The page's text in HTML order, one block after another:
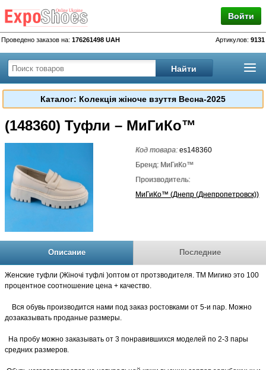
Войти
Проведено заказов на: 176261498 UAH Артикулов: 9131
Каталог: Колекція жіноче взуття Весна-2025
(148360) Туфли – МиГиКо™
Код товара:es148360
Бренд: МиГиКо™
Производитель:
МиГиКо™ (Днепр (Днепропетровск))
Описание Последние
Женские туфли (Жіночі туфлі )оптом от протзводителя. ТМ Мигико это 100
процентное соотношение цена + качество.
Вся обувь производится нами под заказ ростовками от 5-и пар. Можно
дозаказывать проданые размеры.
На пробу можно заказывать от 3 понравившихся моделей по 2-3 пары
средних размеров.